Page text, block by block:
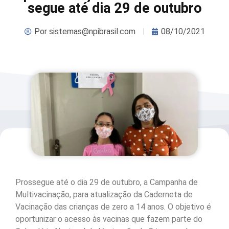
segue até dia 29 de outubro
Porsistemas@npibrasil.com 08/10/2021
Prossegue até o dia 29 de outubro, a Campanha de
Multivacinação, para atualização da Caderneta de
Vacinação das crianças de zero a 14 anos. O objetivo é
oportunizar o acesso às vacinas que fazem parte do